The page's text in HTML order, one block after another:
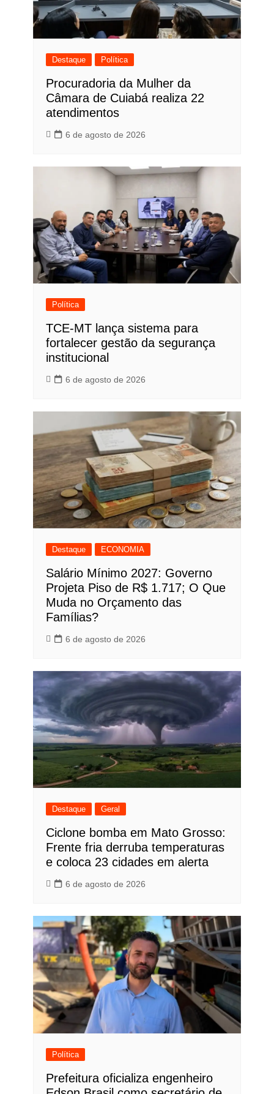
Destaque Política
Procuradoria da Mulher da
Câmara de Cuiabá realiza 22
atendimentos
6 de agosto de 2026
Política
TCE-MT lança sistema para
fortalecer gestão da segurança
institucional
6 de agosto de 2026
Destaque ECONOMIA
Salário Mínimo 2027: Governo
Projeta Piso de R$ 1.717; O Que
Muda no Orçamento das
Famílias?
6 de agosto de 2026
Destaque Geral
Ciclone bomba em Mato Grosso:
Frente fria derruba temperaturas
e coloca 23 cidades em alerta
6 de agosto de 2026
Política
Prefeitura oficializa engenheiro